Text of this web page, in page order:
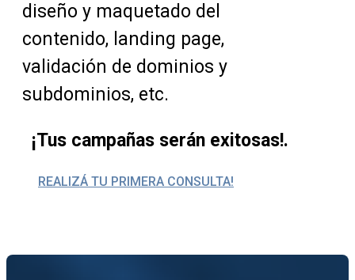
diseño y maquetado del
contenido, landing page,
validación de dominios y
subdominios, etc.
¡Tus campañas serán exitosas!.
REALIZÁ TU PRIMERA CONSULTA!